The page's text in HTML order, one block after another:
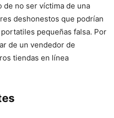
de no ser víctima de una
deshonestos que podrían
pequeñas falsa. Por
de un vendedor de
tiendas en línea